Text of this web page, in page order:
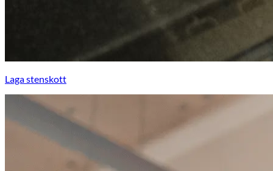
Laga stenskott